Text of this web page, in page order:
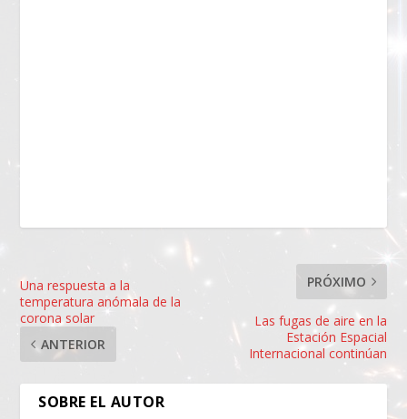
Una respuesta a la
temperatura anómala de la
corona solar
ANTERIOR
PRÓXIMO
Las fugas de aire en la
Estación Espacial
Internacional continúan
SOBRE EL AUTOR